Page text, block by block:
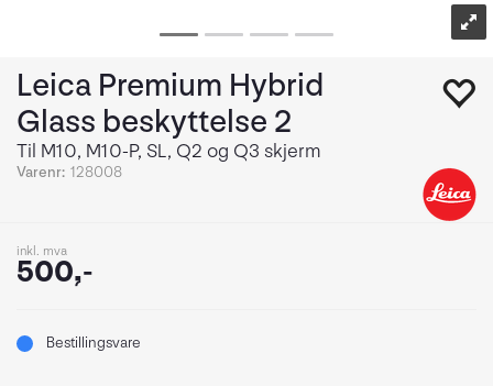
Leica Premium Hybrid
Glass beskyttelse 2
Til M10, M10-P, SL, Q2 og Q3 skjerm
Varenr: 128008
inkl. mva
500,-
Bestillingsvare